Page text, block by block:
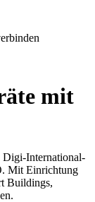
mit
International-
Mit Einrichtung
Buildings,